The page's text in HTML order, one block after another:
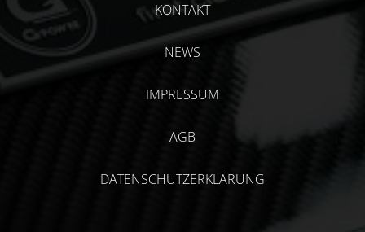
KONTAKT
NEWS
IMPRESSUM
AGB
DATENSCHUTZERKLÄRUNG